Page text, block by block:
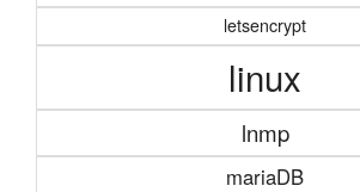
letsencrypt
linux
lnmp
mariaDB